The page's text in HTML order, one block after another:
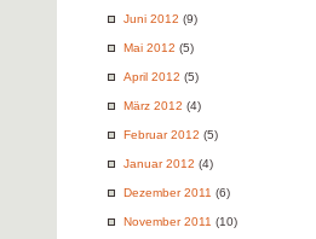
Juni 2012 (9)
Mai 2012 (5)
April 2012 (5)
März 2012 (4)
Februar 2012 (5)
Januar 2012 (4)
Dezember 2011 (6)
November 2011 (10)